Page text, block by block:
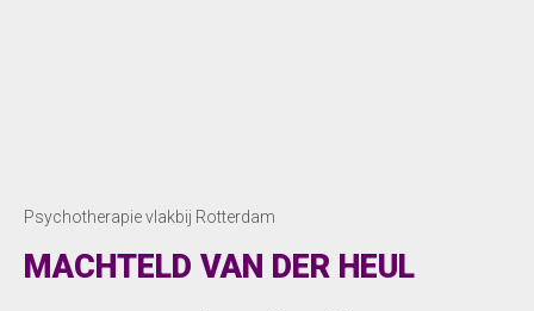
Psychotherapie vlakbij Rotterdam
MACHTELD VAN DER HEUL